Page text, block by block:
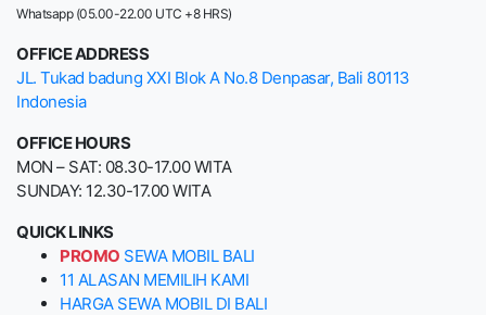
Whatsapp (05.00-22.00 UTC +8 HRS)
OFFICE ADDRESS
JL. Tukad badung XXI Blok A No.8 Denpasar, Bali 80113
Indonesia
OFFICE HOURS
MON – SAT: 08.30-17.00 WITA
SUNDAY: 12.30-17.00 WITA
QUICK LINKS
PROMO SEWA MOBIL BALI
11 ALASAN MEMILIH KAMI
HARGA SEWA MOBIL DI BALI